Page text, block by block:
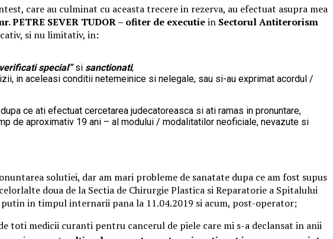
care au culminat cu aceasta trecere in rezerva, au efectuat asupra mea
PETRE SEVER TUDOR – ofiter de executiein Sectorul Antiterorism
si nu limitativ, in:
special”si sanctionati;
in aceleasi conditii netemeinice si nelegale, sau si-au exprimat acordul /
ce ati efectuat cercetarea judecatoreasca si ati ramas in pronuntare,
de aproximativ 19 ani – al modului / modalitatilor neoficiale, nevazute si
solutiei, dar am mari probleme de sanatate dupa ce am fost supus
doua de la Sectia de Chirurgie Plastica si Reparatorie a Spitalului
in timpul internarii pana la 11.04.2019 si acum, post-operator;
toti medicii curanti pentru cancerul de piele care mi s-a declansat in anii